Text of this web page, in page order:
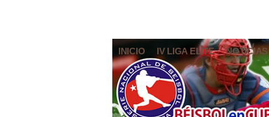
INICIO IV LIGA ELITE NOTICIAS